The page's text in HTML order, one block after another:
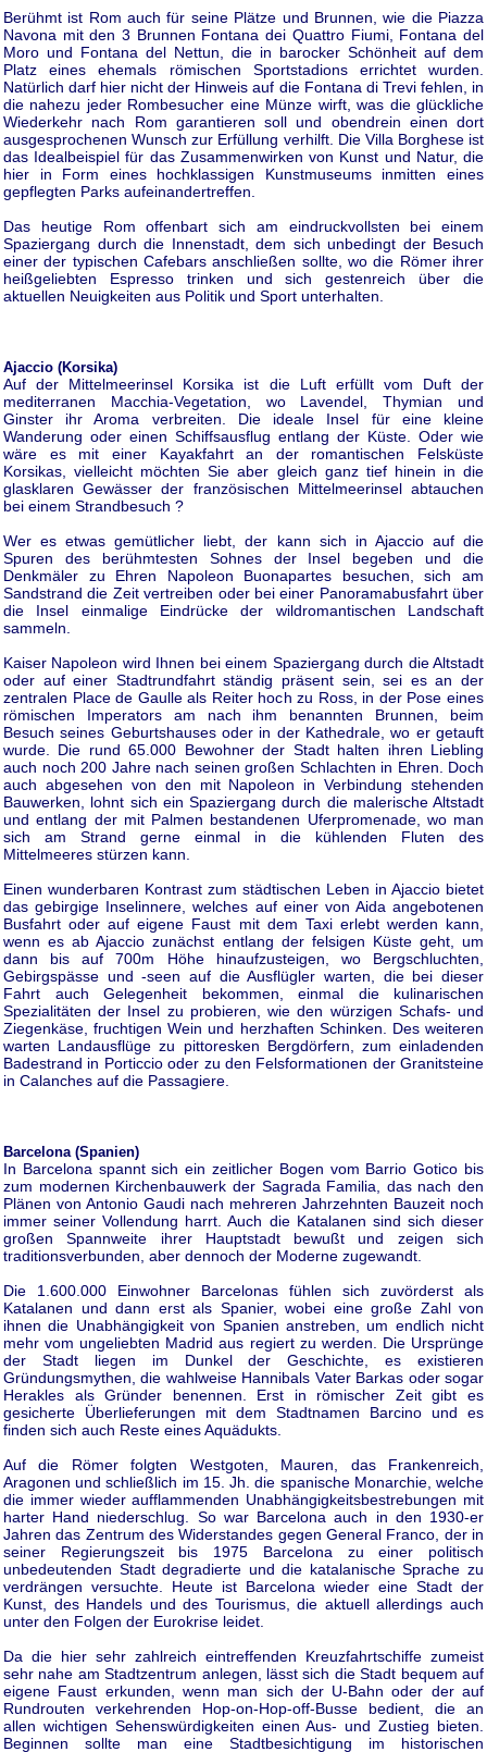
Berühmt ist Rom auch für seine Plätze und Brunnen, wie die Piazza
Navona mit den 3 Brunnen Fontana dei Quattro Fiumi, Fontana del
Moro und Fontana del Nettun, die in barocker Schönheit auf dem
Platz eines ehemals römischen Sportstadions errichtet wurden.
Natürlich darf hier nicht der Hinweis auf die Fontana di Trevi fehlen, in
die nahezu jeder Rombesucher eine Münze wirft, was die glückliche
Wiederkehr nach Rom garantieren soll und obendrein einen dort
ausgesprochenen Wunsch zur Erfüllung verhilft. Die Villa Borghese ist
das Idealbeispiel für das Zusammenwirken von Kunst und Natur, die
hier in Form eines hochklassigen Kunstmuseums inmitten eines
gepflegten Parks aufeinandertreffen.
Das heutige Rom offenbart sich am eindruckvollsten bei einem
Spaziergang durch die Innenstadt, dem sich unbedingt der Besuch
einer der typischen Cafebars anschließen sollte, wo die Römer ihrer
heißgeliebten Espresso trinken und sich gestenreich über die
aktuellen Neuigkeiten aus Politik und Sport unterhalten.
Ajaccio (Korsika)
Auf der Mittelmeerinsel Korsika ist die Luft erfüllt vom Duft der
mediterranen Macchia-Vegetation, wo Lavendel, Thymian und
Ginster ihr Aroma verbreiten. Die ideale Insel für eine kleine
Wanderung oder einen Schiffsausflug entlang der Küste. Oder wie
wäre es mit einer Kayakfahrt an der romantischen Felsküste
Korsikas, vielleicht möchten Sie aber gleich ganz tief hinein in die
glasklaren Gewässer der französischen Mittelmeerinsel abtauchen
bei einem Strandbesuch ?
Wer es etwas gemütlicher liebt, der kann sich in Ajaccio auf die
Spuren des berühmtesten Sohnes der Insel begeben und die
Denkmäler zu Ehren Napoleon Buonapartes besuchen, sich am
Sandstrand die Zeit vertreiben oder bei einer Panoramabusfahrt über
die Insel einmalige Eindrücke der wildromantischen Landschaft
sammeln.
Kaiser Napoleon wird Ihnen bei einem Spaziergang durch die Altstadt
oder auf einer Stadtrundfahrt ständig präsent sein, sei es an der
zentralen Place de Gaulle als Reiter hoch zu Ross, in der Pose eines
römischen Imperators am nach ihm benannten Brunnen, beim
Besuch seines Geburtshauses oder in der Kathedrale, wo er getauft
wurde. Die rund 65.000 Bewohner der Stadt halten ihren Liebling
auch noch 200 Jahre nach seinen großen Schlachten in Ehren. Doch
auch abgesehen von den mit Napoleon in Verbindung stehenden
Bauwerken, lohnt sich ein Spaziergang durch die malerische Altstadt
und entlang der mit Palmen bestandenen Uferpromenade, wo man
sich am Strand gerne einmal in die kühlenden Fluten des
Mittelmeeres stürzen kann.
Einen wunderbaren Kontrast zum städtischen Leben in Ajaccio bietet
das gebirgige Inselinnere, welches auf einer von Aida angebotenen
Busfahrt oder auf eigene Faust mit dem Taxi erlebt werden kann,
wenn es ab Ajaccio zunächst entlang der felsigen Küste geht, um
dann bis auf 700m Höhe hinaufzusteigen, wo Bergschluchten,
Gebirgspässe und -seen auf die Ausflügler warten, die bei dieser
Fahrt auch Gelegenheit bekommen, einmal die kulinarischen
Spezialitäten der Insel zu probieren, wie den würzigen Schafs- und
Ziegenkäse, fruchtigen Wein und herzhaften Schinken. Des weiteren
warten Landausflüge zu pittoresken Bergdörfern, zum einladenden
Badestrand in Porticcio oder zu den Felsformationen der Granitsteine
in Calanches auf die Passagiere.
Barcelona (Spanien)
In Barcelona spannt sich ein zeitlicher Bogen vom Barrio Gotico bis
zum modernen Kirchenbauwerk der Sagrada Familia, das nach den
Plänen von Antonio Gaudi nach mehreren Jahrzehnten Bauzeit noch
immer seiner Vollendung harrt. Auch die Katalanen sind sich dieser
großen Spannweite ihrer Hauptstadt bewußt und zeigen sich
traditionsverbunden, aber dennoch der Moderne zugewandt.
Die 1.600.000 Einwohner Barcelonas fühlen sich zuvörderst als
Katalanen und dann erst als Spanier, wobei eine große Zahl von
ihnen die Unabhängigkeit von Spanien anstreben, um endlich nicht
mehr vom ungeliebten Madrid aus regiert zu werden. Die Ursprünge
der Stadt liegen im Dunkel der Geschichte, es existieren
Gründungsmythen, die wahlweise Hannibals Vater Barkas oder sogar
Herakles als Gründer benennen. Erst in römischer Zeit gibt es
gesicherte Überlieferungen mit dem Stadtnamen Barcino und es
finden sich auch Reste eines Aquädukts.
Auf die Römer folgten Westgoten, Mauren, das Frankenreich,
Aragonen und schließlich im 15. Jh. die spanische Monarchie, welche
die immer wieder aufflammenden Unabhängigkeitsbestrebungen mit
harter Hand niederschlug. So war Barcelona auch in den 1930-er
Jahren das Zentrum des Widerstandes gegen General Franco, der in
seiner Regierungszeit bis 1975 Barcelona zu einer politisch
unbedeutenden Stadt degradierte und die katalanische Sprache zu
verdrängen versuchte. Heute ist Barcelona wieder eine Stadt der
Kunst, des Handels und des Tourismus, die aktuell allerdings auch
unter den Folgen der Eurokrise leidet.
Da die hier sehr zahlreich eintreffenden Kreuzfahrtschiffe zumeist
sehr nahe am Stadtzentrum anlegen, lässt sich die Stadt bequem auf
eigene Faust erkunden, wenn man sich der U-Bahn oder der auf
Rundrouten verkehrenden Hop-on-Hop-off-Busse bedient, die an
allen wichtigen Sehenswürdigkeiten einen Aus- und Zustieg bieten.
Beginnen sollte man eine Stadtbesichtigung im historischen